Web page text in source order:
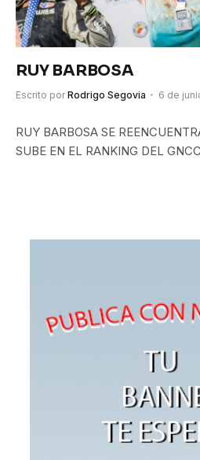
RUY BARBOSA
Escrito por Rodrigo Segovia 6 de
RUY BARBOSA SE
SUBE EN EL RANKING DEL